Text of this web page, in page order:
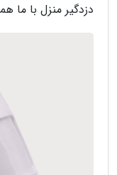
دزدگیر منزل با ما